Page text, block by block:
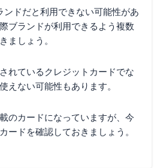
ンドだと利用できない可能性があ
ブランドが利用できるよう複数
ましょう。
れているクレジットカードでな
えない可能性もあります。
のカードになっていますが、今
ードを確認しておきましょう。